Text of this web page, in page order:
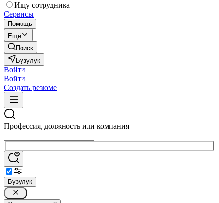
Ищу сотрудника
Сервисы
Помощь
Ещё
Поиск
Бузулук
Войти
Войти
Создать резюме
Профессия, должность или компания
Бузулук